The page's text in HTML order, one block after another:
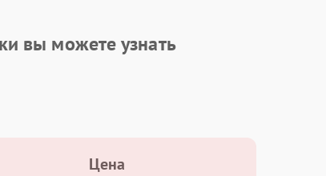
вы можете узнать
Цена